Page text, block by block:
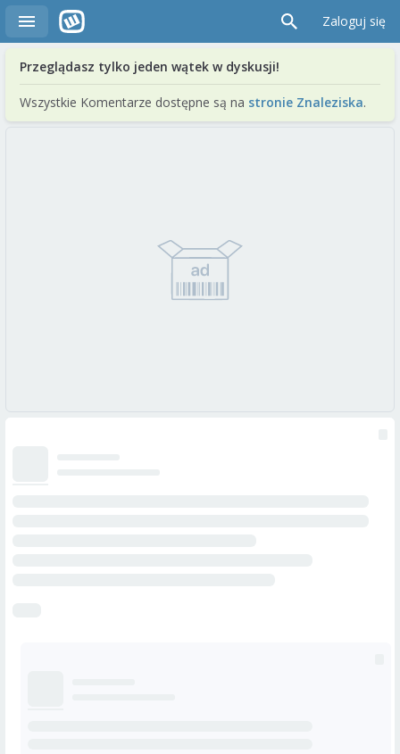
Zaloguj się
Przeglądasz tylko jeden wątek w dyskusji!
Wszystkie Komentarze dostępne są na stronie Znaleziska.